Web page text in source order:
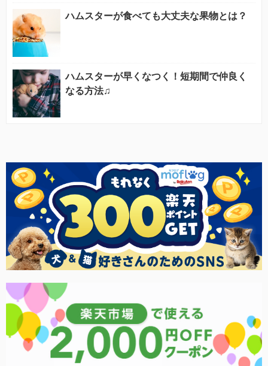
ハムスターが食べても大丈夫な果物とは？
ハムスターが早くなつく！短期間で仲良く
なる方法♫